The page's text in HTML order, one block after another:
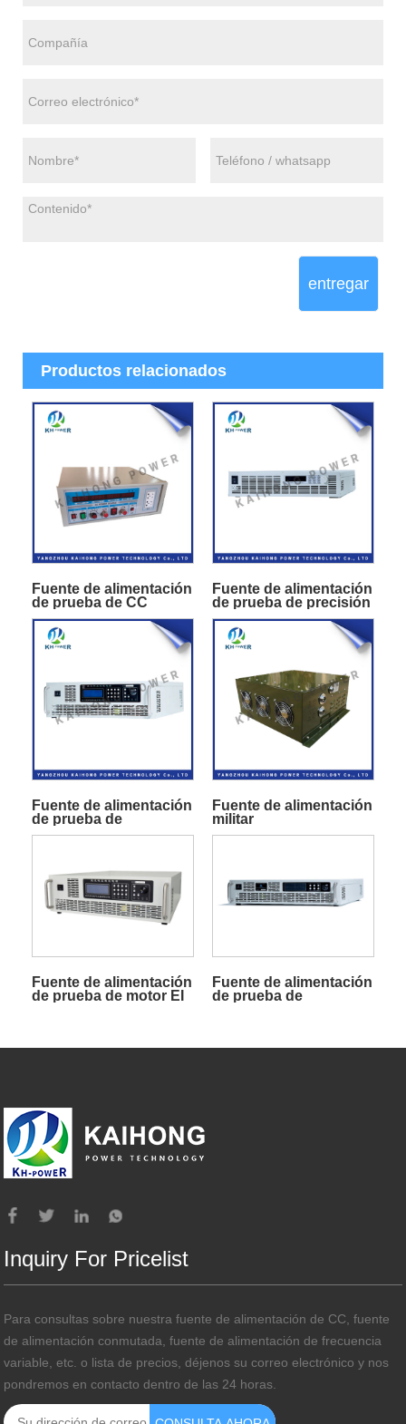
entregar
Productos relacionados
Fuente de alimentación
de prueba de CC
Fuente de alimentación
de prueba de precisión
Fuente de alimentación
de prueba de
laboratorio
Fuente de alimentación
militar
Fuente de alimentación
de prueba de motor EI
Fuente de alimentación
de prueba de
Inquiry For Pricelist
Para consultas sobre nuestra fuente de alimentación de CC, fuente
de alimentación conmutada, fuente de alimentación de frecuencia
variable, etc. o lista de precios, déjenos su correo electrónico y nos
pondremos en contacto dentro de las 24 horas.